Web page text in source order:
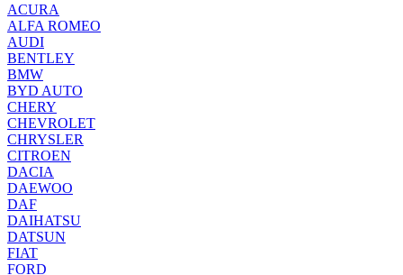
ACURA
ALFA ROMEO
AUDI
BENTLEY
BMW
BYD AUTO
CHERY
CHEVROLET
CHRYSLER
CITROEN
DACIA
DAEWOO
DAF
DAIHATSU
DATSUN
FIAT
FORD